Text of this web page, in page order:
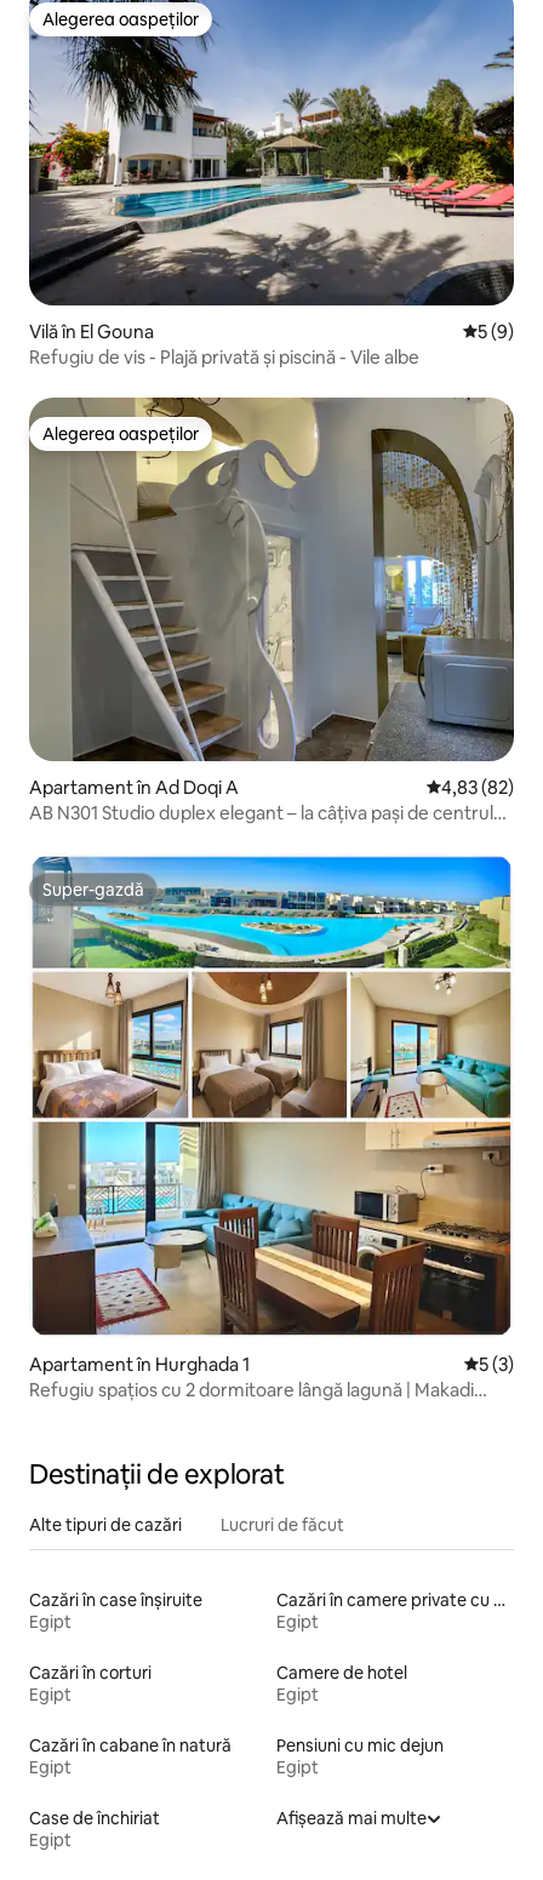
Alegerea oaspeților
Alegerea oaspeților
Vilă în El Gouna Scor
5 (9)
Refugiu de vis - Plajă privată și piscină - Vile albe
Alegerea oaspeților
Alegerea oaspeților
Apartament în Ad Doqi A Scor mediu
4,83 (82)
AB N301 Studio duplex elegant – la câțiva pași de centrul
Super-gazdă
Super-gazdă
Apartament în Hurghada 1 Scor
5 (3)
Refugiu spațios cu 2 dormitoare lângă lagună | Makadi
Destinații de explorat
Alte tipuri de cazări Lucruri de făcut
Cazări în case înșiruite
Egipt
Cazări în camere private cu baie
Egipt
Cazări în corturi
Egipt
Camere de hotel
Egipt
Cazări în cabane în natură
Egipt
Pensiuni cu mic dejun
Egipt
Case de închiriat
Egipt
Afișează mai multe